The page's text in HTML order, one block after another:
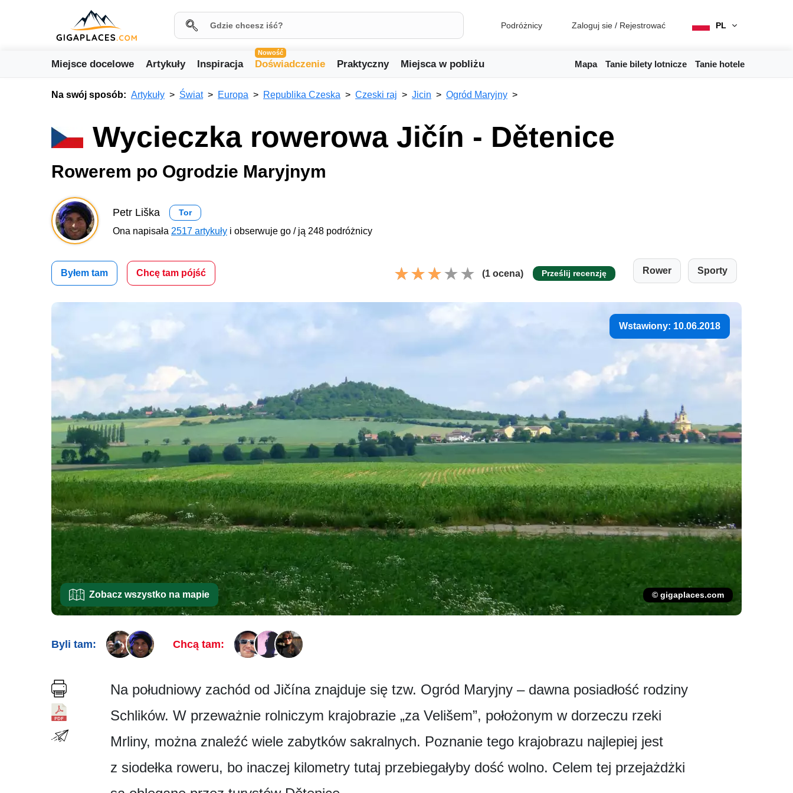
Podróżnicy Zaloguj sie / Rejestrować PL
Miejsce docelowe Artykuły Inspiracja
Nowość
Doświadczenie Praktyczny Miejsca w pobliżu Mapa Tanie bilety lotnicze Tanie hotele
Na swój sposób: Artykuły Świat Europa Republika Czeska Czeski raj Jicin Ogród Maryjny
Wycieczka rowerowa Jičín - Dětenice
Rowerem po Ogrodzie Maryjnym
Petr Liška Tor
Ona napisała 2517 artykuły i obserwuje go / ją 248 podróżnicy
Byłem tam Chcę tam pójść (1 ocena) Prześlij recenzję Rower Sporty
Wstawiony: 10.06.2018
Zobacz wszystko na mapie © gigaplaces.com
Byli tam: Chcą tam:
Na południowy zachód od Jičína znajduje się tzw. Ogród Maryjny – dawna posiadłość rodziny
Schlików. W przeważnie rolniczym krajobrazie „za Velišem”, położonym w dorzeczu rzeki
Mrliny, można znaleźć wiele zabytków sakralnych. Poznanie tego krajobrazu najlepiej jest
z siodełka roweru, bo inaczej kilometry tutaj przebiegałyby dość wolno. Celem tej przejażdżki